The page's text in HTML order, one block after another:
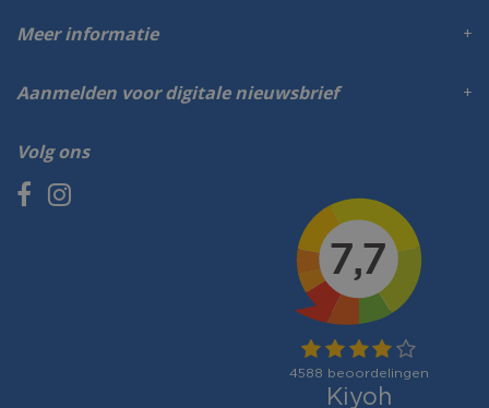
Volg ons
Meer informatie
Aanmelden voor digitale nieuwsbrief